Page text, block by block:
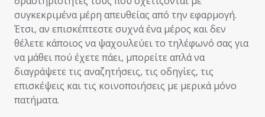
συγκεκριμένα μέρη απευθείας από την εφαρμογή.
Έτσι, αν επισκέπτεστε συχνά ένα μέρος και δεν
θέλετε κάποιος να ψαχουλεύει το τηλέφωνό σας για
να μάθει πού έχετε πάει, μπορείτε απλά να
διαγράψετε τις αναζητήσεις, τις οδηγίες, τις
επισκέψεις και τις κοινοποιήσεις με μερικά μόνο
πατήματα.